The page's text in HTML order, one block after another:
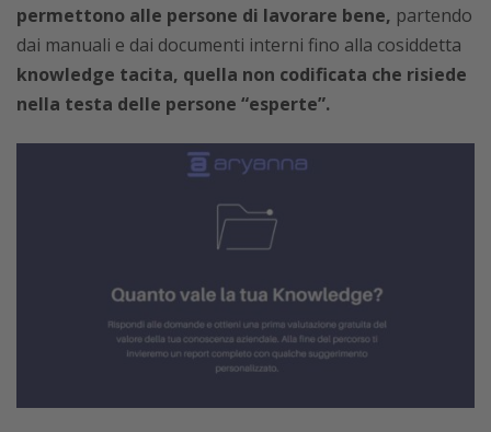
permettono alle persone di lavorare bene, partendo
dai manuali e dai documenti interni fino alla cosiddetta
knowledge tacita, quella non codificata che risiede
nella testa delle persone “esperte”.